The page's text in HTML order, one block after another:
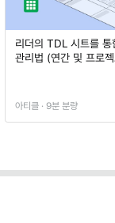
리더의 TDL 시트를
관리법 (연간 및 프로
아티클 · 9분 분량